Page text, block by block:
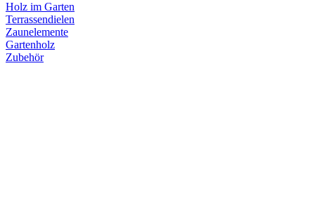
Holz im Garten
Terrassendielen
Zaunelemente
Gartenholz
Zubehör